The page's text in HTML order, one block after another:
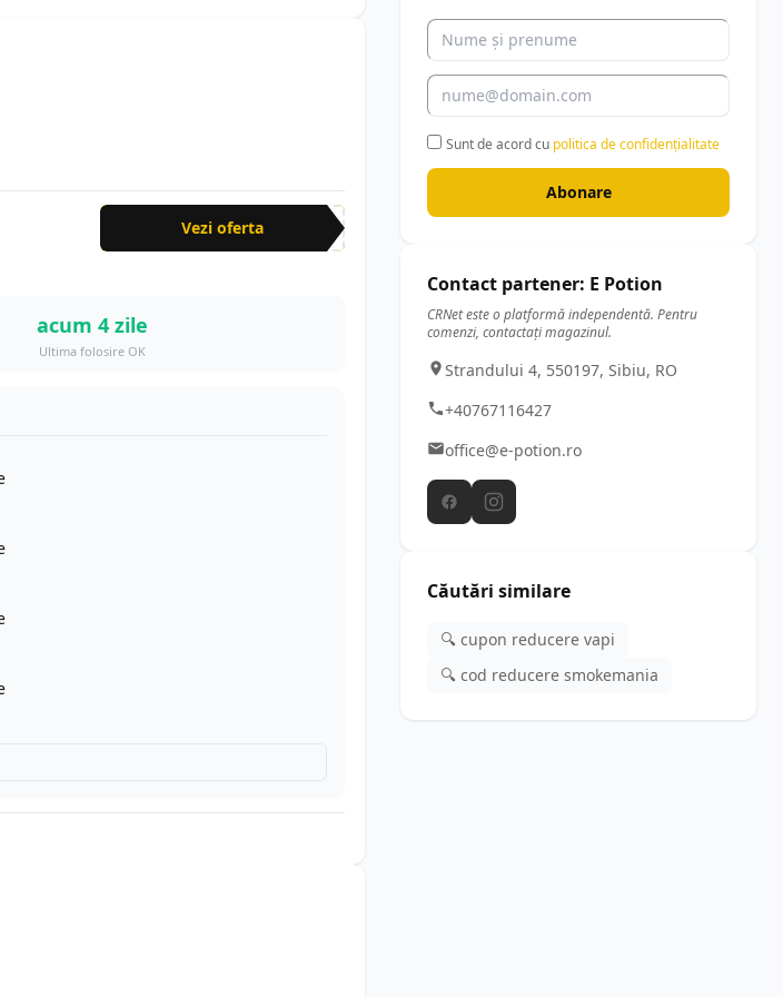
Vezi oferta
acum 4 zile
Ultima folosire OK
Sunt de acord cu politica de confidențialitate
Abonare
Contact partener: E Potion
CRNet este o platformă independentă. Pentru
comenzi, contactați magazinul.
Strandului 4, 550197, Sibiu, RO
+40767116427
office@e-potion.ro
Căutări similare
🔍 cupon reducere vapi
🔍 cod reducere smokemania